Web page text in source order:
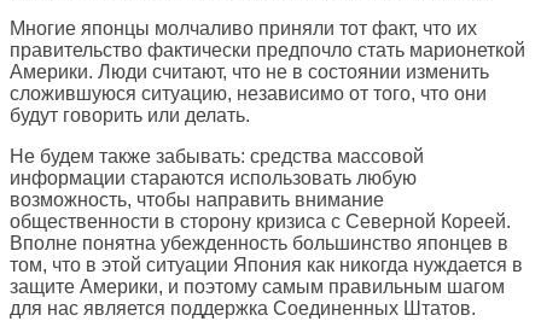
Многие японцы молчаливо приняли тот факт, что их
правительство фактически предпочло стать марионеткой
Америки. Люди считают, что не в состоянии изменить
сложившуюся ситуацию, независимо от того, что они
будут говорить или делать.
Не будем также забывать: средства массовой
информации стараются использовать любую
возможность, чтобы направить внимание
общественности в сторону кризиса с Северной Кореей.
Вполне понятна убежденность большинство японцев в
том, что в этой ситуации Япония как никогда нуждается в
защите Америки, и поэтому самым правильным шагом
для нас является поддержка Соединенных Штатов.